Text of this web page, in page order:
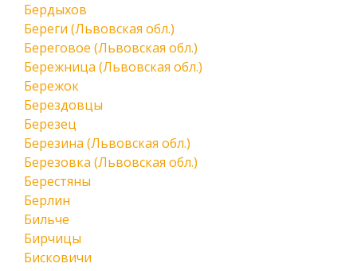
Бердыхов
Береги (Львовская обл.)
Береговое (Львовская обл.)
Бережница (Львовская обл.)
Бережок
Берездовцы
Березец
Березина (Львовская обл.)
Березовка (Львовская обл.)
Берестяны
Берлин
Бильче
Бирчицы
Бисковичи